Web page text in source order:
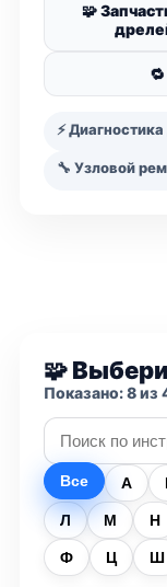
🧩
⚡
🔧 Узловой
🧩
Показано: 8 из
Все А
Л М Н
Ф Ц Ш